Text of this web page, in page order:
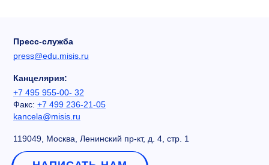
Пресс-служба
press@edu.misis.ru
Канцелярия:
+7 495 955-00- 32
Факс: +7 499 236-21-05
kancela@misis.ru
119049, Москва, Ленинский пр-кт, д. 4, стр. 1